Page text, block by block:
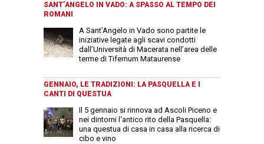
SANT’ANGELO IN VADO: A SPASSO AL TEMPO DEI
ROMANI
A Sant’Angelo in Vado sono partite le
iniziative legate agli scavi condotti
dall’Università di Macerata nell’area delle
terme di Tifernum Mataurense
GENNAIO, LE TRADIZIONI: LA PASQUELLA E I
CANTI DI QUESTUA
Il 5 gennaio si rinnova ad Ascoli Piceno e
nei dintorni l'antico rito della Pasquella:
una questua di casa in casa alla ricerca di
cibo e vino